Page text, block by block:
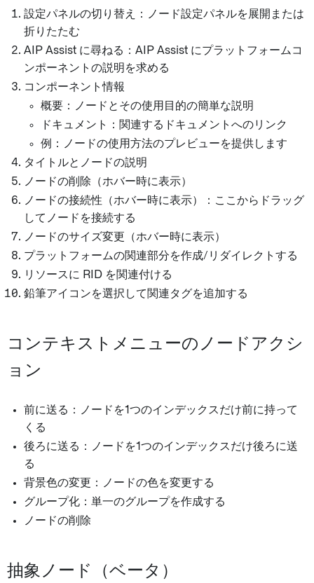
設定パネルの切り替え：ノード設定パネルを展開または
折りたたむ
AIP Assist に尋ねる：AIP Assist にプラットフォームコ
ンポーネントの説明を求める
コンポーネント情報
概要：ノードとその使用目的の簡単な説明
ドキュメント：関連するドキュメントへのリンク
例：ノードの使用方法のプレビューを提供します
タイトルとノードの説明
ノードの削除（ホバー時に表示）
ノードの接続性（ホバー時に表示）：ここからドラッグ
してノードを接続する
ノードのサイズ変更（ホバー時に表示）
プラットフォームの関連部分を作成/リダイレクトする
リソースに RID を関連付ける
鉛筆アイコンを選択して関連タグを追加する
コンテキストメニューのノードアクシ
ョン
前に送る：ノードを1つのインデックスだけ前に持って
くる
後ろに送る：ノードを1つのインデックスだけ後ろに送
る
背景色の変更：ノードの色を変更する
グループ化：単一のグループを作成する
ノードの削除
抽象ノード（ベータ）